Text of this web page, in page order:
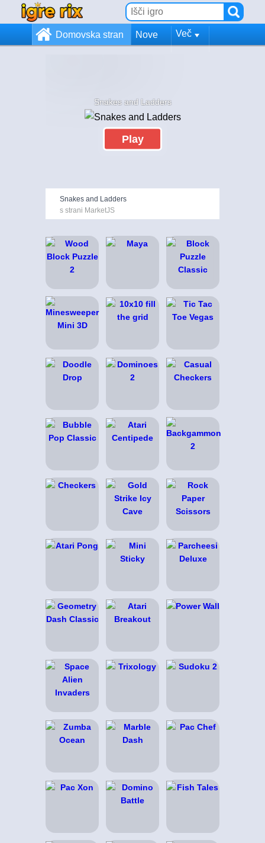
Domovska stran Nove Več
Snakes and Ladders
Play
Snakes and Ladders
s strani MarketJS